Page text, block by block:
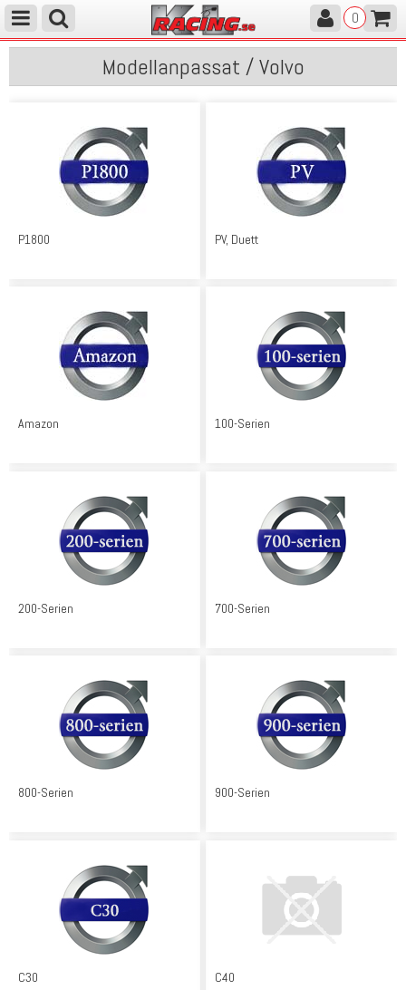
0
Modellanpassat / Volvo
P1800 PV, Duett
Amazon 100-Serien
200-Serien 700-Serien
800-Serien 900-Serien
C30 C40